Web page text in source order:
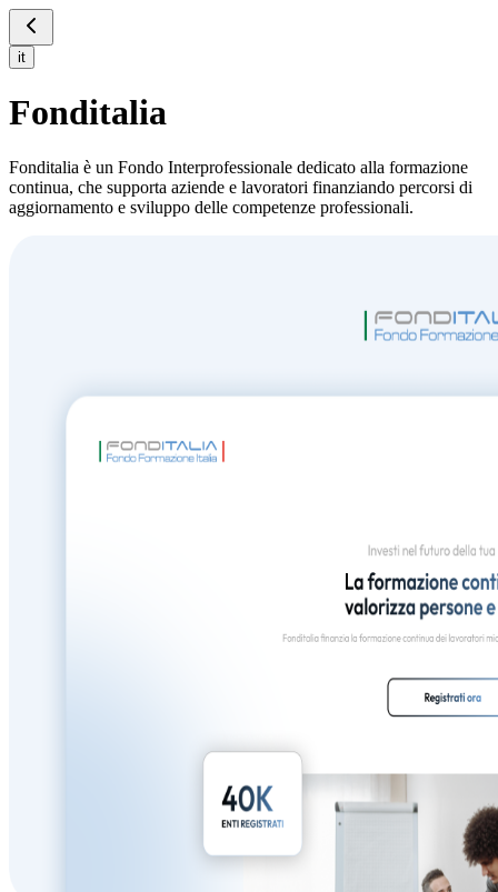
it
Fonditalia
Fonditalia è un Fondo Interprofessionale dedicato alla formazione
continua, che supporta aziende e lavoratori finanziando percorsi di
aggiornamento e sviluppo delle competenze professionali.